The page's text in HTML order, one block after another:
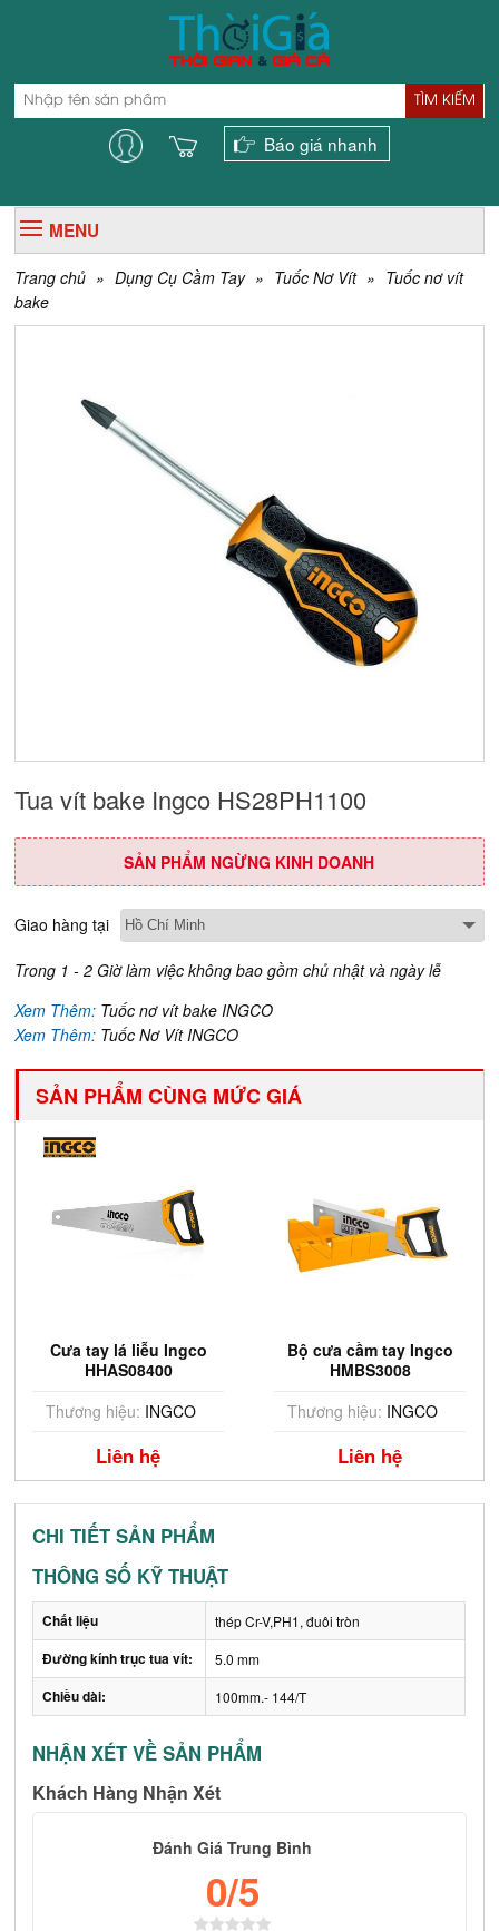
TÌM KIẾM
Báo giá nhanh
MENU
Trang chủ » Dụng Cụ Cầm Tay » Tuốc Nơ Vít » Tuốc nơ vít
bake
Tua vít bake Ingco HS28PH1100
SẢN PHẨM NGỪNG KINH DOANH
Giao hàng tại
Trong 1 - 2 Giờ làm việc không bao gồm chủ nhật và ngày lễ
Xem Thêm: Tuốc nơ vít bake INGCO
Xem Thêm: Tuốc Nơ Vít INGCO
SẢN PHẨM CÙNG MỨC GIÁ
Cưa tay lá liễu Ingco
HHAS08400
Thương hiệu: INGCO
Liên hệ
Bộ cưa cầm tay Ingco
HMBS3008
Thương hiệu: INGCO
Liên hệ
CHI TIẾT SẢN PHẨM
THÔNG SỐ KỸ THUẬT
Chất liệu thép Cr-V,PH1, đuôi tròn
Đường kính trục tua vít: 5.0 mm
Chiều dài: 100mm.- 144/T
NHẬN XÉT VỀ SẢN PHẨM
Khách Hàng Nhận Xét
Đánh Giá Trung Bình
0/5